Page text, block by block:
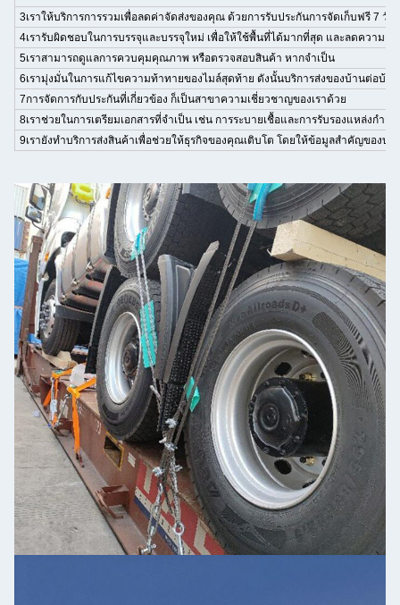
3เราให้บริการการรวมเพื่อลดค่าจัดส่งของคุณ ด้วยการรับประกันการจัดเก็บฟรี 7 วัน
4เรารับผิดชอบในการบรรจุและบรรจุใหม่ เพื่อให้ใช้พื้นที่ได้มากที่สุด และลดความเสี
5เราสามารถดูแลการควบคุมคุณภาพ หรือตรวจสอบสินค้า หากจําเป็น
6เรามุ่งมั่นในการแก้ไขความท้าทายของไมล์สุดท้าย ดังนั้นบริการส่งของบ้านต่อบ้า
7การจัดการกับประกันที่เกี่ยวข้อง ก็เป็นสาขาความเชี่ยวชาญของเราด้วย
8เราช่วยในการเตรียมเอกสารที่จําเป็น เช่น การระบายเชื้อและการรับรองแหล่งกําเนิ
9เรายังทําบริการส่งสินค้าเพื่อช่วยให้ธุรกิจของคุณเติบโต โดยให้ข้อมูลสําคัญของบ